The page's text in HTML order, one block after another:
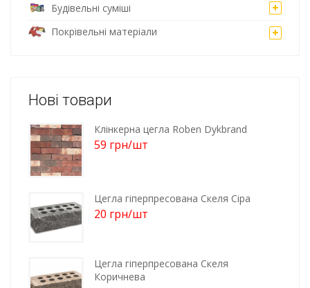
Будівельні суміші
Покрівельні матеріали
Нові товари
Клінкерна цегла Roben Dykbrand
59 грн/шт
Цегла гіперпресована Скеля Сіра
20 грн/шт
Цегла гіперпресована Скеля
Коричнева